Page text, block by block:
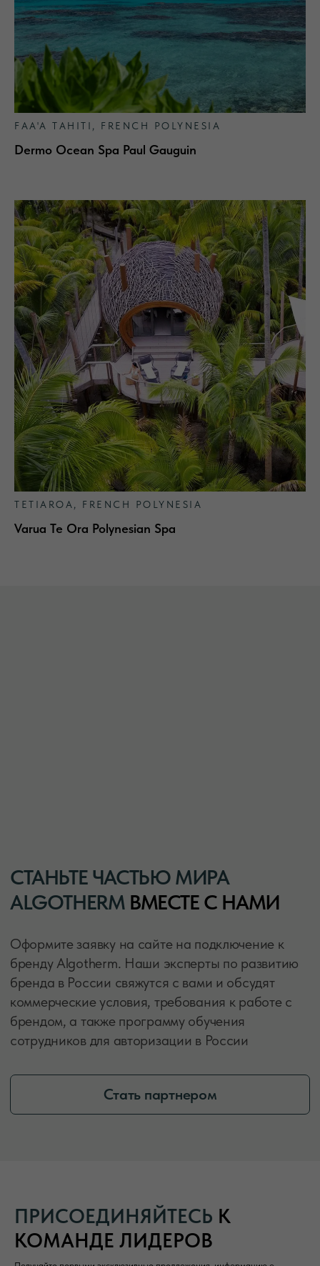
FAA'A TAHITI, FRENCH POLYNESIA
Dermo Ocean Spa Paul Gauguin
TETIAROA, FRENCH POLYNESIA
Varua Te Ora Polynesian Spa
ПРИСОЕДИНЯЙТЕСЬ К
КОМАНДЕ ЛИДЕРОВ
ElmTree: официальный дистрибьютор
брендаAlgotherm в России
Стать партнером